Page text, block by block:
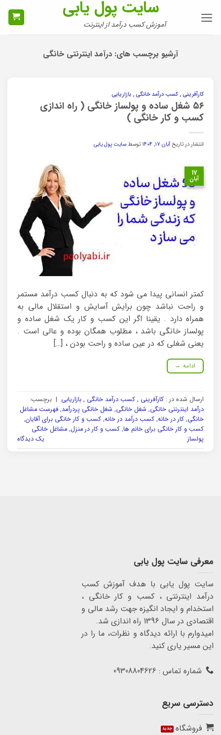
سایت پول یابی
آموزش کسب درآمد از اینترنت
آرشیو برچسب های: درآمد اینترنتی خانگی
کارآفرینی , کسب درآمد خانگی , بازاریابی
۵۶ شغل ساده و پولساز خانگی ( راه اندازی
کسب و کار خانگی )
انتشار در تاریخآبان ۱۷, ۱۴۰۴ توسط سایت پول یابی
۱۷
آبان
کمتر انسانی پیدا می شود که به دنبال کسب درآمد مستمر
و راحت نباشد چون برایش آسایش و استقلال مالی به
همراه دارد . یقینا اگر این کسب و کار یک شغل ساده و
پولساز خانگی باشد ، مطلوب همگان بوده و عالی است .
یعنی شغلی که در عین ساده و راحت بودن ، […]
ادامه →
ارسال شده در : کارآفرینی , کسب درآمد خانگی , بازاریابی | برچسب:
درآمد اینترنتی خانگی, شغل خانگی, شغل خانگی پردرآمد, فهرست مشاغل
خانگی, کار در خانه, کسب درآمد در خانه, کسب و کار خانگی برای آقایان,
کسب و کار خانگی برای خانم ها, کسب و کار در منزل, مشاغل خانگی
پولساز
یک دیدگاه
معرفی سایت پول یابی
سایت پول یابی با هدف آموزش کسب
درآمد اینترنتی ، کسب و کار خانگی ،
استخدام و ایجاد انگیزه جهت رشد مالی و
اقتصادی در سال 1396 راه اندازی شد.
امیدوارم با ارائه دیدگاه و نظرات، ما را در
این مسیر یاری کنید.
شماره تماس : 09308804626
دسترسی سریع
فروشگاه